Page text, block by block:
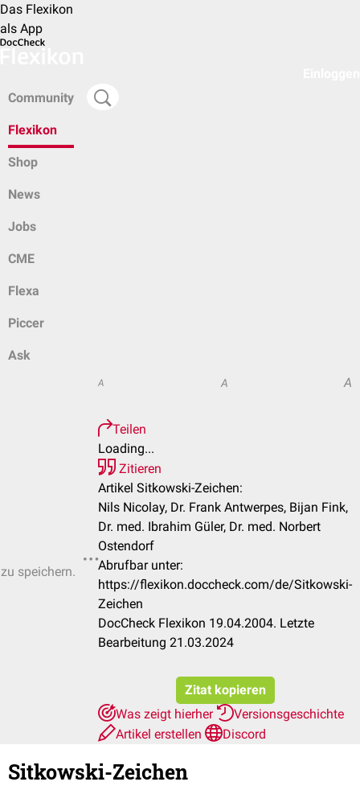
Das Flexikon
als App
Community
Flexikon
Shop
News
Jobs
CME
Flexa
Piccer
Ask
speichern.
A A A
Teilen
Loading...
Zitieren
Artikel Sitkowski-Zeichen:
Nils Nicolay, Dr. Frank Antwerpes, Bijan Fink,
Dr. med. Ibrahim Güler, Dr. med. Norbert
Ostendorf
Abrufbar unter:
https://flexikon.doccheck.com/de/Sitkowski-
Zeichen
DocCheck Flexikon 19.04.2004. Letzte
Bearbeitung 21.03.2024
Zitat kopieren
Was zeigt hierher
Versionsgeschichte
Artikel erstellen
Discord
Sitkowski-Zeichen